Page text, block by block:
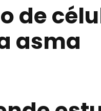
de
asma